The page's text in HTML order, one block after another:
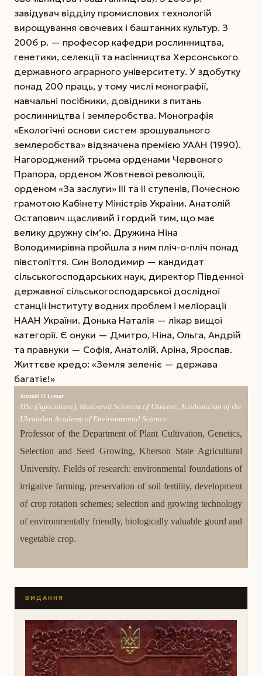
завідувач відділу промислових технологій
вирощування овочевих і баштанних культур. З
2006 р. — професор кафедри рослинництва,
генетики, селекції та насінництва Херсонського
державного аграрного університету. У здобутку
понад 200 праць, у тому числі монографії,
навчальні посібники, довідники з питань
рослинництва і землеробства. Монографія
«Екологічні основи систем зрошувального
землеробства» відзначена премією УААН (1990).
Нагороджений трьома орденами Червоного
Прапора, орденом Жовтневої революції,
орденом «За заслуги» ІІІ та ІІ ступенів, Почесною
грамотою Кабінету Міністрів України. Анатолій
Остапович щасливий і гордий тим, що має
велику дружну сім’ю. Дружина Ніна
Володимирівна пройшла з ним пліч-о-пліч понад
півстоліття. Син Володимир — кандидат
сільськогосподарських наук, директор Південної
державної сільськогосподарської дослідної
станції Інституту водних проблем і меліорації
НААН України. Донька Наталія — лікар вищої
категорії. Є онуки — Дмитро, Ніна, Ольга, Анд­рій
та правнуки — Софія, Анатолій, Аріна, Ярослав.
Життєве кредо: «Земля зеленіє — держава
багатіє!»
Anatolii O. Lymar
DSc (Agriculture), Honoured Scientist of Ukraine, Academician of the
Ukrainian Academy of Environmental Science.
Professor of the Department of Plant Cultivation, Genetics,
Selection and Seed Growing, Kherson State Agricultural
University. Fields of research: environmental foundations of
irrigative farming, preservation of soil fertility, development
of crop rotation schemes; selection and growing technology
of environmentally friendly, biologically valuable gourd and
vegetable crop.
ВИДАННЯ